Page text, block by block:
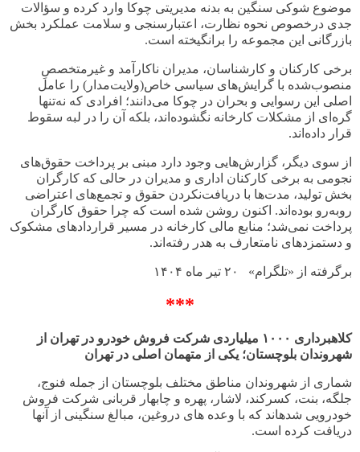
موضوع شوکی سنگین به بدنه مدیریتی چوکا وارد کرده و سؤالات
جدی درخصوص نحوه نظارت، اعتبارسنجی و سلامت عملکرد بخش
بازرگانی این مجموعه را برانگیخته است.
برخی کارکنان و کارشناسان، مدیران ناکارآمد و غیرمتخصصِ
منصوب‌شده با گرایش‌های سیاسی خاص(ولایت‌مدار) را عامل
اصلی این رسوایی و بحران در چوکا می‌دانند؛ افرادی که نه‌تنها
گره‌ای از مشکلات کارخانه نگشوده‌اند، بلکه آن را در لبه سقوط
قرار داده‌اند.
از سوی دیگر، گزارش‌هایی وجود دارد مبنی بر پرداخت حقوق‌های
نجومی به برخی کارکنان اداری و مدیران در حالی که کارگران
بخش تولید، مدت‌ها با دریافت‌نکردن حقوق و تجمع‌های اعتراضی
روبه‌رو بوده‌اند. اکنون روشن شده است که چرا حقوق کارگران
پرداخت نمی‌شد؛ منابع مالی کارخانه در مسیر قراردادهای مشکوک
و دستمزدهای نامتعارف به هدر رفته‌اند.
برگرفته از «تلگرام» ۲۰ تیر ماه ۱۴۰۴
***
کلاهبرداری ۱۰۰۰ میلیاردی شرکت فروش خودرو در تهران از
شهروندان بلوچستان؛ یکی از متهمان اصلی در تهران
شماری از شهروندان مناطق مختلف بلوچستان از جمله فنوج،
جلگه، بنت، کسرکند، لاشار، پهره و چابهار قربانی شرکت فروش
خودرویی شدهاند که با وعده های دروغین، مبالغ سنگینی از آنها
دریافت کرده است.